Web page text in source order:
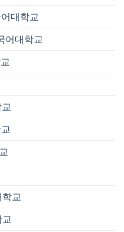
어대학교
어대학교
학교